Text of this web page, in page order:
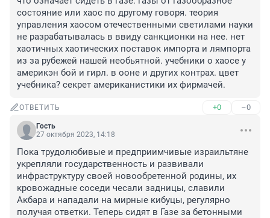
состояние или хаос по другому говоря. теория
управления хаосом отечественными светилами науки
не разрабатывалась в ввиду санкционки на нее. нет
хаотичных хаотических поставок импорта и лямпорта
из за рубежей нашей необьятной. учебники о хаосе у
америкэн бой и гирл. в ооне и других контрах. цвет
учебника? секрет американистики их фирмачей.
ОТВЕТИТЬ +0 –0
Гость
27 октября 2023, 14:18
Пока трудолюбивые и предприимчивые израильтяне
укрепляли государственность и развивали
инфраструктуру своей новообретенной родины, их
кровожадные соседи чесали задницы, славили
Акбара и нападали на мирные кибуцы, регулярно
получая ответки. Теперь сидят в Газе за бетонными